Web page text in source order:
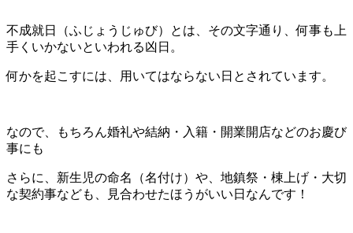
不成就日（ふじょうじゅび）とは、その文字通り、何事も上
手くいかないといわれる凶日。
何かを起こすには、用いてはならない日とされています。
なので、もちろん婚礼や結納・入籍・開業開店などのお慶び
事にも
さらに、新生児の命名（名付け）や、地鎮祭・棟上げ・大切
な契約事なども、見合わせたほうがいい日なんです！